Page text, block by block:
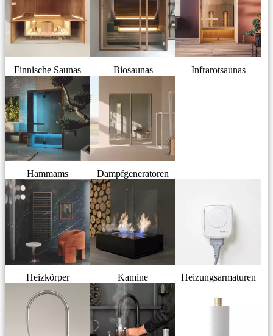
Finnische Saunas Biosaunas Infrarotsaunas
Hammams Dampfgeneratoren
Heizkörper Kamine Heizungsarmaturen